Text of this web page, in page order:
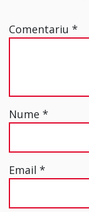
Comentariu *
Nume *
Email *